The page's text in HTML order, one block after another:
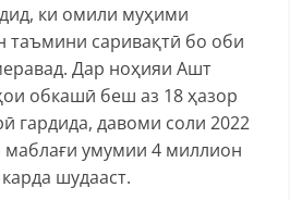
ки омили муҳими
таъмини саривақтӣ бо оби
Дар ноҳияи Ашт
обкашӣ беш аз 18 ҳазор
гардида, давоми соли 2022
умумии 4 миллион
шудааст.